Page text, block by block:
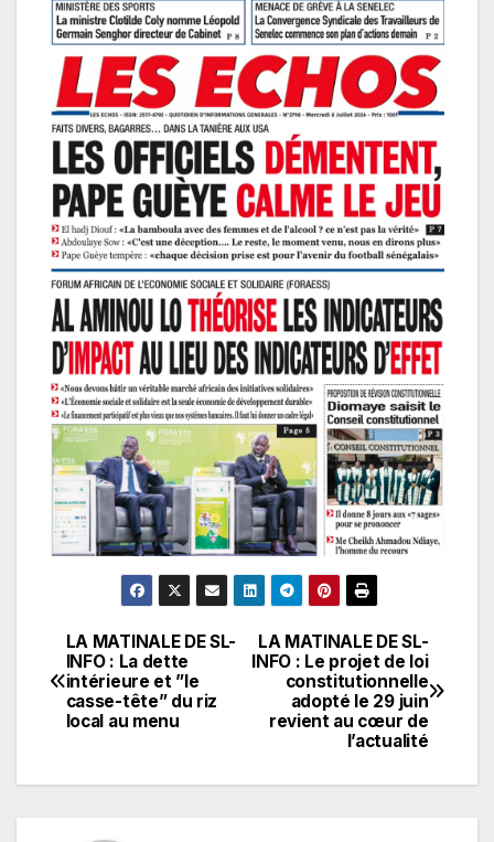
Navigation
de
LA MATINALE DE SL-
INFO : Le projet de loi
constitutionnelle
adopté le 29 juin
revient au cœur de
l’actualité
LA MATINALE DE SL-
INFO : La dette
intérieure et ”le
casse-tête” du riz
local au menu